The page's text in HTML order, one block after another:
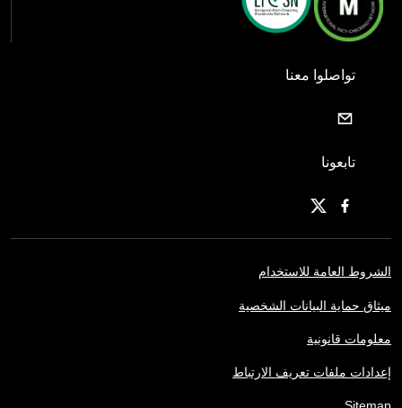
تواصلوا معنا
تابعونا
الشروط العامة للاستخدام
ميثاق حماية البيانات الشخصية
معلومات قانونية
إعدادات ملفات تعريف الارتباط